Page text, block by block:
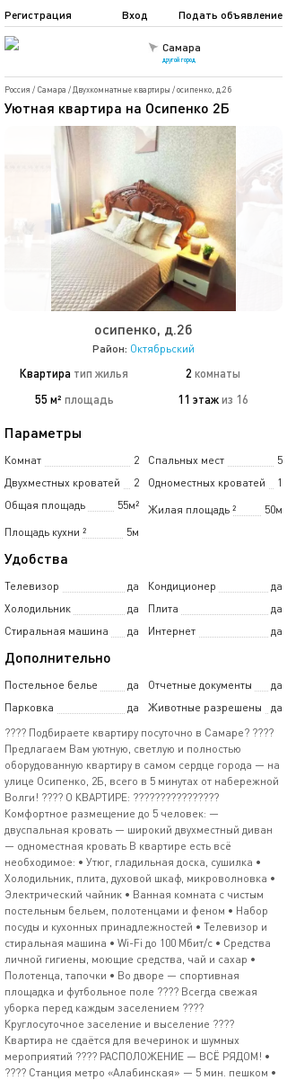
Самара
другой город
Подать объявление
Регистрация Вход
Россия / Самара / Двухкомнатные квартиры /осипенко, д.2б
Уютная квартира на Осипенко 2Б
осипенко, д.2б
Район: Октябрьский
Квартира тип жилья 2 комнаты
55 м² площадь 11 этажиз 16
Параметры
Комнат 2 Спальных мест
5
Двухместных кроватей
2 Одноместных кроватей
1
Общая площадь
55м² Жилая площадь 50м
²
Площадь кухни
5м
²
Удобства
Телевизор да Кондиционер
да
Холодильник
да Плита
да
Стиральная машина
да Интернет да
Дополнительно
Постельное белье да Отчетные документы
да
Парковка
да Животные разрешены
да
???? Подбираете квартиру посуточно в Самаре? ????
Предлагаем Вам уютную, светлую и полностью
оборудованную квартиру в самом сердце города — на
улице Осипенко, 2Б, всего в 5 минутах от набережной
Волги! ???? О КВАРТИРЕ: ????‍????‍????‍????
Комфортное размещение до 5 человек: —
двуспальная кровать — широкий двухместный диван
— одноместная кровать В квартире есть всё
необходимое: • Утюг, гладильная доска, сушилка •
Холодильник, плита, духовой шкаф, микроволновка •
Электрический чайник • Ванная комната с чистым
постельным бельем, полотенцами и феном • Набор
посуды и кухонных принадлежностей • Телевизор и
стиральная машина • Wi-Fi до 100 Мбит/с • Средства
личной гигиены, моющие средства, чай и сахар •
Полотенца, тапочки • Во дворе — спортивная
площадка и футбольное поле ???? Всегда свежая
уборка перед каждым заселением ????
Круглосуточное заселение и выселение ????
Квартира не сдаётся для вечеринок и шумных
мероприятий ???? РАСПОЛОЖЕНИЕ — ВСЁ РЯДОМ! •
???? Станция метро «Алабинская» — 5 мин. пешком •